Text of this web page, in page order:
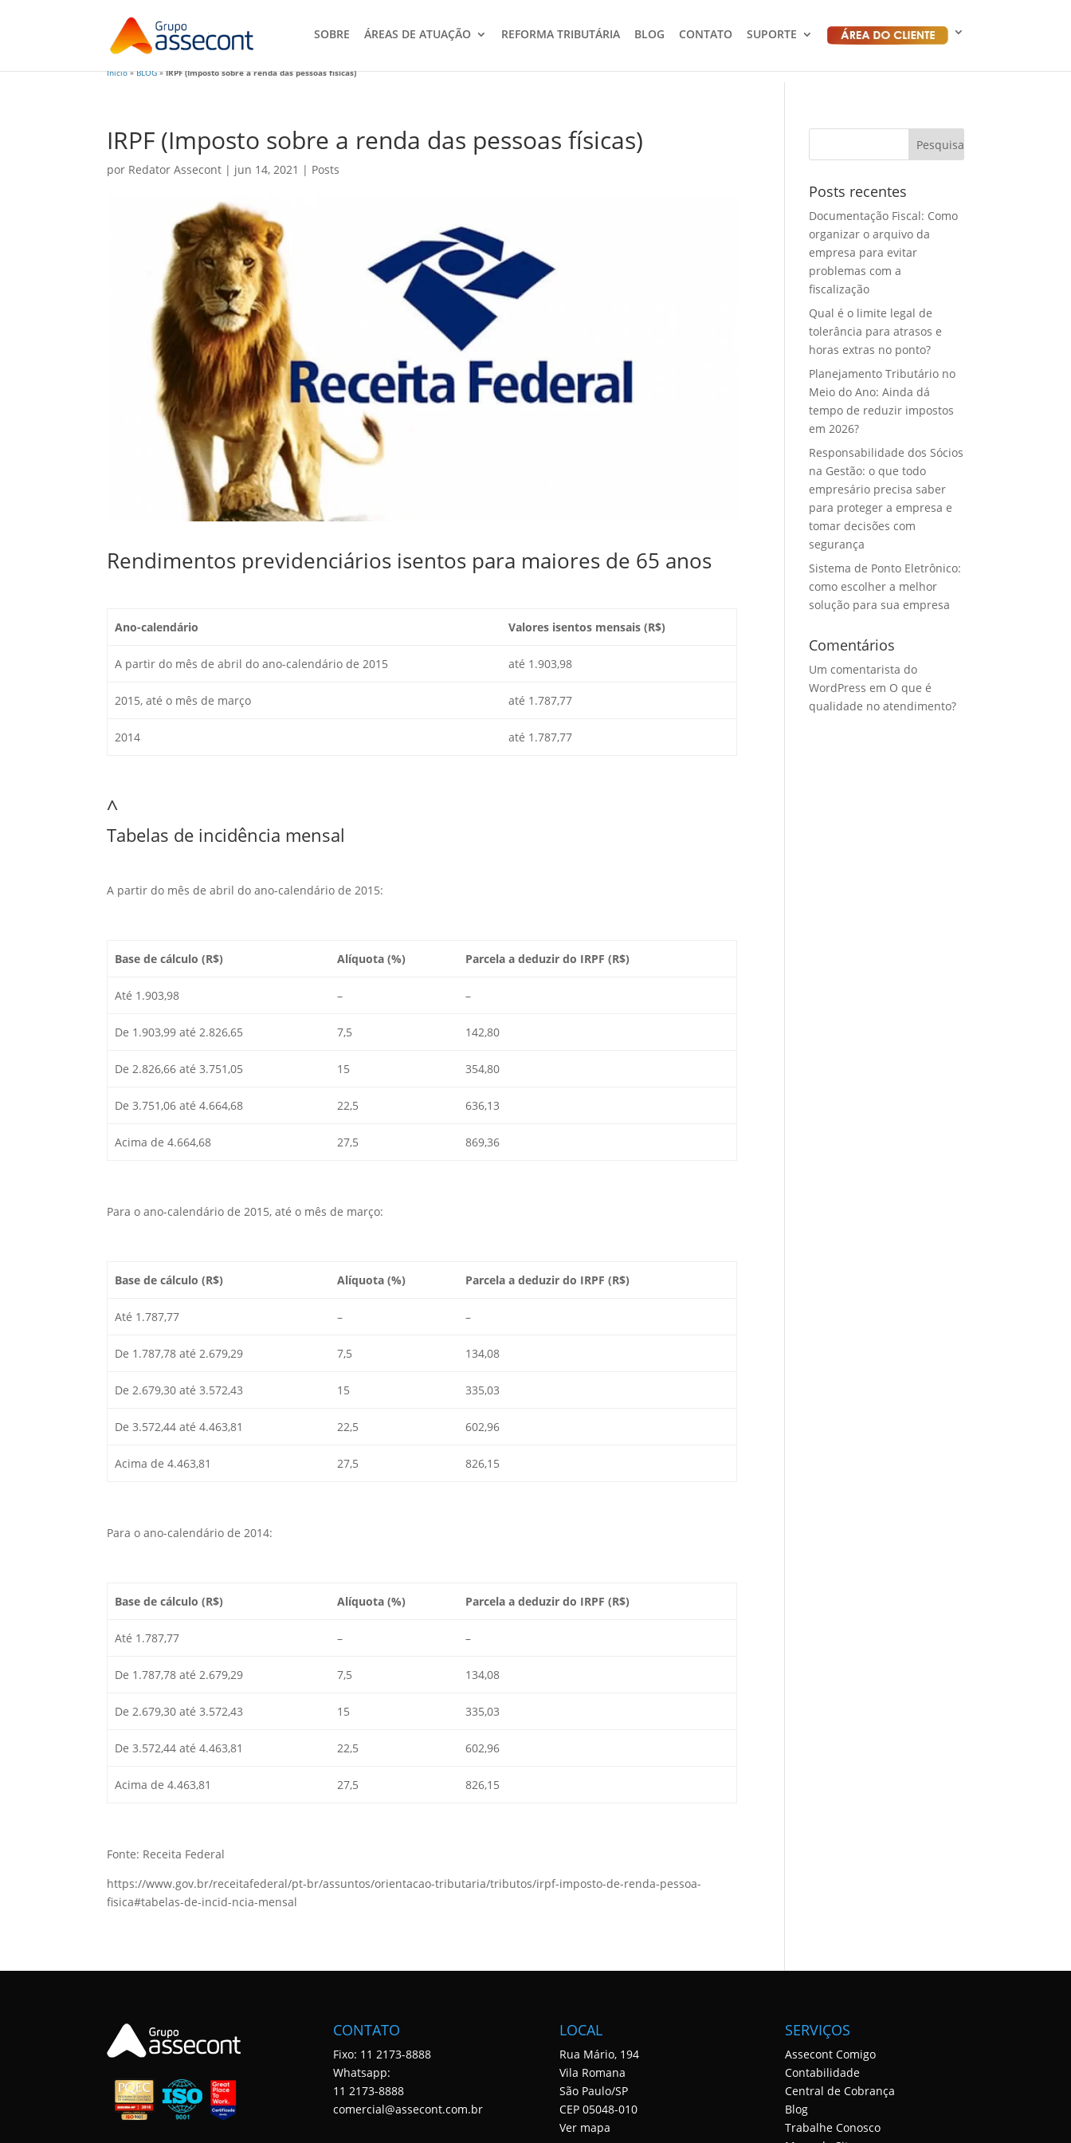
SOBRE ÁREAS DE ATUAÇÃO REFORMA TRIBUTÁRIA BLOG CONTATO SUPORTE
Início»BLOG»IRPF (Imposto sobre a renda das pessoas físicas)
IRPF (Imposto sobre a renda das pessoas físicas)
por Redator Assecont | jun 14, 2021 | Posts
Rendimentos previdenciários isentos para maiores de 65 anos
Ano-calendário Valores isentos mensais (R$)
A partir do mês de abril do ano-calendário de 2015 até 1.903,98
2015, até o mês de março até 1.787,77
2014 até 1.787,77
^
Tabelas de incidência mensal
A partir do mês de abril do ano-calendário de 2015:
Base de cálculo (R$) Alíquota (%) Parcela a deduzir do IRPF (R$)
Até 1.903,98 – –
De 1.903,99 até 2.826,65 7,5 142,80
De 2.826,66 até 3.751,05 15 354,80
De 3.751,06 até 4.664,68 22,5 636,13
Acima de 4.664,68 27,5 869,36
Para o ano-calendário de 2015, até o mês de março:
Base de cálculo (R$) Alíquota (%) Parcela a deduzir do IRPF (R$)
Até 1.787,77 – –
De 1.787,78 até 2.679,29 7,5 134,08
De 2.679,30 até 3.572,43 15 335,03
De 3.572,44 até 4.463,81 22,5 602,96
Acima de 4.463,81 27,5 826,15
Para o ano-calendário de 2014:
Base de cálculo (R$) Alíquota (%) Parcela a deduzir do IRPF (R$)
Até 1.787,77 – –
De 1.787,78 até 2.679,29 7,5 134,08
De 2.679,30 até 3.572,43 15 335,03
De 3.572,44 até 4.463,81 22,5 602,96
Acima de 4.463,81 27,5 826,15
Fonte: Receita Federal
https://www.gov.br/receitafederal/pt-br/assuntos/orientacao-tributaria/tributos/irpf-imposto-de-renda-pessoa-
fisica#tabelas-de-incid-ncia-mensal
Posts recentes
Documentação Fiscal: Como
organizar o arquivo da
empresa para evitar
problemas com a
fiscalização
Qual é o limite legal de
tolerância para atrasos e
horas extras no ponto?
Planejamento Tributário no
Meio do Ano: Ainda dá
tempo de reduzir impostos
em 2026?
Responsabilidade dos Sócios
na Gestão: o que todo
empresário precisa saber
para proteger a empresa e
tomar decisões com
segurança
Sistema de Ponto Eletrônico:
como escolher a melhor
solução para sua empresa
Comentários
Um comentarista do
WordPress em O que é
qualidade no atendimento?
CONTATO
Fixo: 11 2173-8888
Whatsapp:
11 2173-8888
comercial@assecont.com.br
LOCAL
Rua Mário, 194
Vila Romana
São Paulo/SP
CEP 05048-010
Ver mapa
SERVIÇOS
Assecont Comigo
Contabilidade
Central de Cobrança
Blog
Trabalhe Conosco